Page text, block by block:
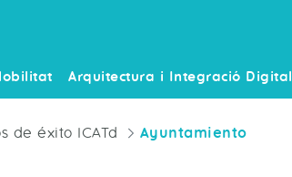
Arquitectura i Integració Digital
de éxito ICATd Ayuntamiento